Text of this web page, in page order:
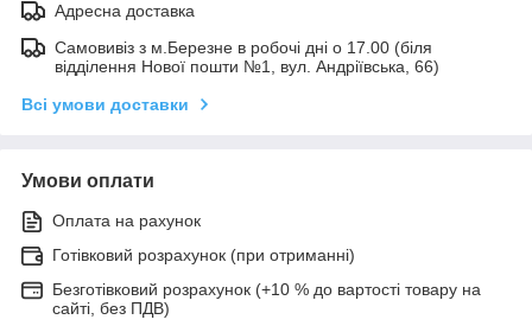
Адресна доставка
Самовивіз з м.Березне в робочі дні о 17.00 (біля
відділення Нової пошти №1, вул. Андріївська, 66)
Всі умови доставки
Умови оплати
Оплата на рахунок
Готівковий розрахунок (при отриманні)
Безготівковий розрахунок (+10 % до вартості товару на
сайті, без ПДВ)